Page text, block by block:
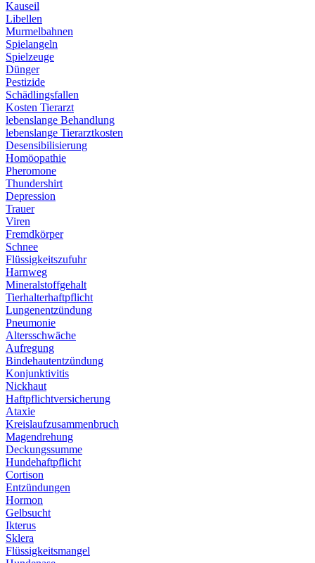
Kauseil
Libellen
Murmelbahnen
Spielangeln
Spielzeuge
Dünger
Pestizide
Schädlingsfallen
Kosten Tierarzt
lebenslange Behandlung
lebenslange Tierarztkosten
Desensibilisierung
Homöopathie
Pheromone
Thundershirt
Depression
Trauer
Viren
Fremdkörper
Schnee
Flüssigkeitszufuhr
Harnweg
Mineralstoffgehalt
Tierhalterhaftpflicht
Lungenentzündung
Pneumonie
Altersschwäche
Aufregung
Bindehautentzündung
Konjunktivitis
Nickhaut
Haftpflichtversicherung
Ataxie
Kreislaufzusammenbruch
Magendrehung
Deckungssumme
Hundehaftpflicht
Cortison
Entzündungen
Hormon
Gelbsucht
Ikterus
Sklera
Flüssigkeitsmangel